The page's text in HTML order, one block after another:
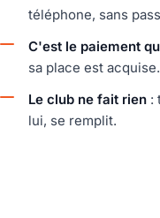
téléphone, sans
C'est le paiement
sa place est acquise.
Le club ne fait rien :
lui, se remplit.